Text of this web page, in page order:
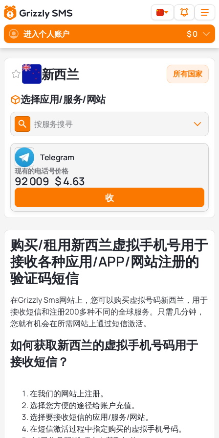
进入个人账户 $ 0
新西兰 所有国家
选择应用/服务/网站
按服务搜寻
Telegram
现有的电话号
92 009
价格
$ 4.63
收
购买/租用新西兰虚拟手机号用于
接收各种应用/APP/网站注册的
验证码短信
在Grizzly Sms网站上，您可以购买虚拟号码新西兰，用于
接收短信和注册200多种不同的全球服务。只需几分钟，
您就有机会在所需网站上通过短信激活。
如何获取新西兰的虚拟手机号码用于
接收短信？
在我们的网站上注册。
选择您方便的途径给账户充值。
选择要接收短信的应用/服务/网站。
在短信激活过程中指定购买的虚拟手机号码。